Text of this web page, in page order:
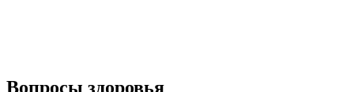
Вопросы здоровья